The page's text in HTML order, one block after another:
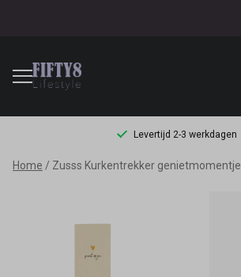
Levertijd 2-3 werkdagen
Zusss
genietmomentje
Home Zusss Kurkentrekker genietmomentje